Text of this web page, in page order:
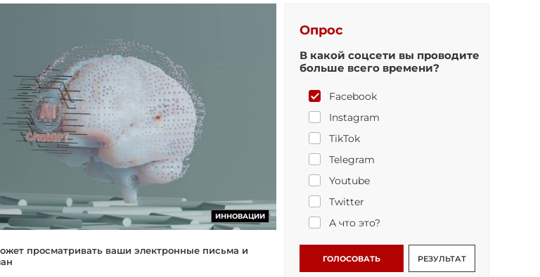
ИННОВАЦИИ
просматривать ваши электронные письма и
Опрос
В какой соцсети вы проводите
больше всего времени?
Facebook
Instagram
TikTok
Telegram
Youtube
Twitter
А что это?
ГОЛОСОВАТЬ РЕЗУЛЬТАТ